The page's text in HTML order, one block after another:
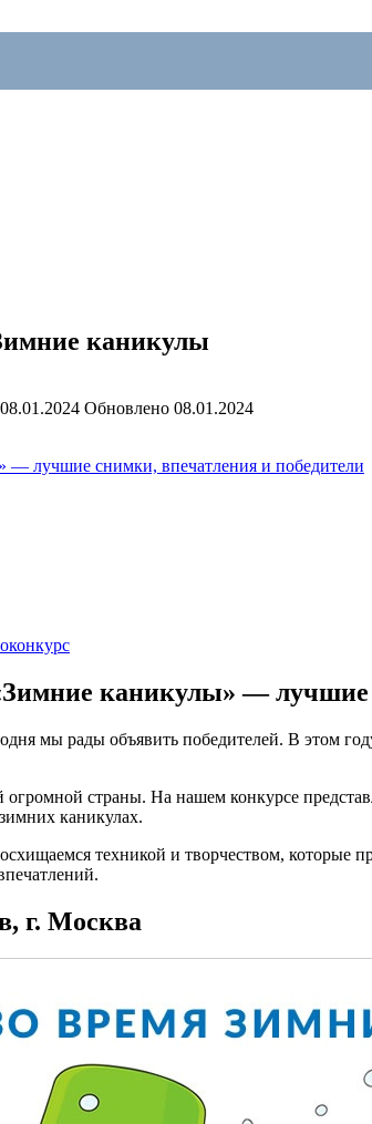
каникулы
08.01.2024 Обновлено 08.01.2024
— лучшие снимки, впечатления и победители
каникулы» —
мы рады объявить победителей. В этом
огромной страны. На нашем конкурсе
каникулах.
техникой и творчеством,
г. Москва